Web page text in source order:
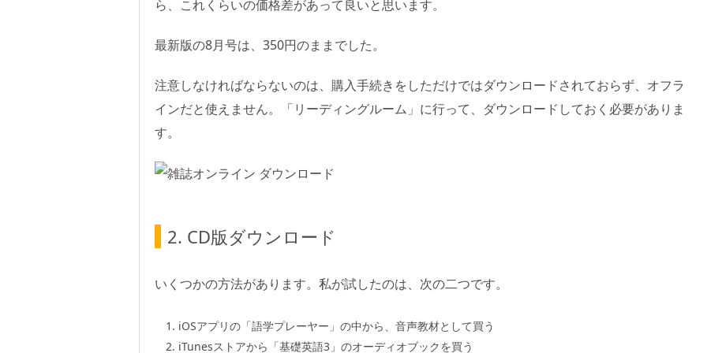
ら、これくらいの価格差があって良いと思います。
最新版の8月号は、350円のままでした。
注意しなければならないのは、購入手続きをしただけではダウンロードされておらず、オフラ
インだと使えません。「リーディングルーム」に行って、ダウンロードしておく必要がありま
す。
2. CD版ダウンロード
いくつかの方法があります。私が試したのは、次の二つです。
iOSアプリの「語学プレーヤー」の中から、音声教材として買う
iTunesストアから「基礎英語3」のオーディオブックを買う